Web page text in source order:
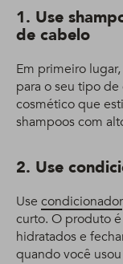
1. Use
de cabelo
Em primeiro
para o seu tipo
cosmético que
shampoos com
2. Use
Use condicionador
curto. O produto
hidratados e
quando você